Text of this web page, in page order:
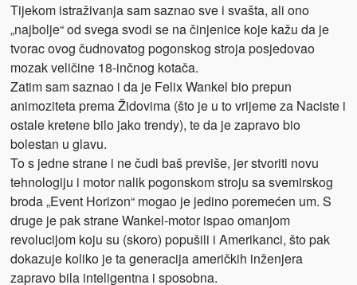
Tijekom istraživanja sam saznao sve i svašta, ali ono
„najbolje“ od svega svodi se na činjenice koje kažu da je
tvorac ovog čudnovatog pogonskog stroja posjedovao
mozak veličine 18-inčnog kotača.
Zatim sam saznao i da je Felix Wankel bio prepun
animoziteta prema Židovima (što je u to vrijeme za Naciste i
ostale kretene bilo jako trendy), te da je zapravo bio
bolestan u glavu.
To s jedne strane i ne čudi baš previše, jer stvoriti novu
tehnologiju i motor nalik pogonskom stroju sa svemirskog
broda „Event Horizon“ mogao je jedino poremećen um. S
druge je pak strane Wankel-motor ispao omanjom
revolucijom koju su (skoro) popušili i Amerikanci, što pak
dokazuje koliko je ta generacija američkih inženjera
zapravo bila inteligentna i sposobna.